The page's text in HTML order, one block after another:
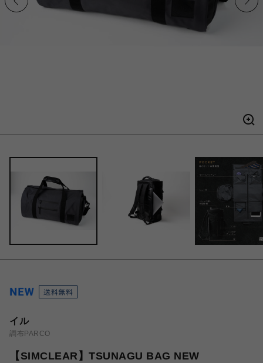
イル
調布PARCO
【SIMCLEAR】TSUNAGU BAG NEW